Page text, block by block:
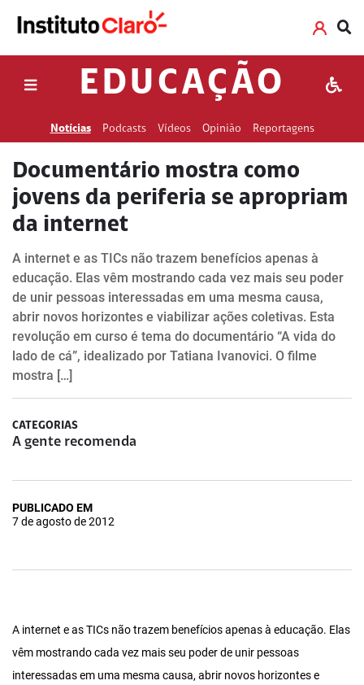
EDUCAÇÃO
Notícias Podcasts Vídeos Opinião Reportagens
Documentário mostra como
jovens da periferia se apropriam
da internet
A internet e as TICs não trazem benefícios apenas à
educação. Elas vêm mostrando cada vez mais seu poder
de unir pessoas interessadas em uma mesma causa,
abrir novos horizontes e viabilizar ações coletivas. Esta
revolução em curso é tema do documentário “A vida do
lado de cá”, idealizado por Tatiana Ivanovici. O filme
mostra […]
CATEGORIAS
A gente recomenda
PUBLICADO EM
7 de agosto de 2012
A internet e as TICs não trazem benefícios apenas à educação. Elas
vêm mostrando cada vez mais seu poder de unir pessoas
interessadas em uma mesma causa, abrir novos horizontes e